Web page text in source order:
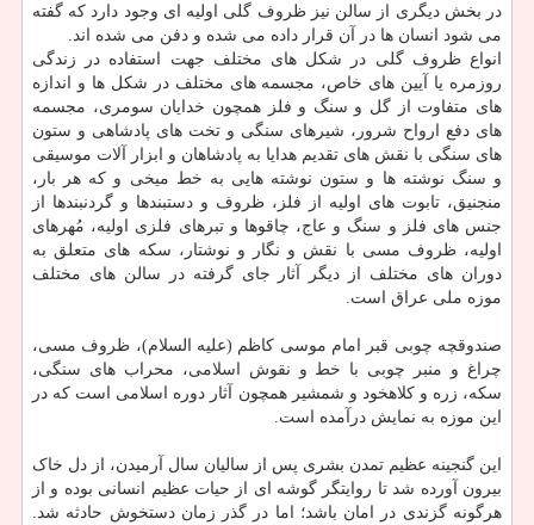
در بخش دیگری از سالن نیز ظروف گلی اولیه ای وجود دارد که گفته
می شود انسان ها در آن قرار داده می شده و دفن می شده اند.
انواع ظروف گلی در شکل های مختلف جهت استفاده در زندگی
روزمره یا آیین های خاص، مجسمه های مختلف در شکل ها و اندازه
های متفاوت از گل و سنگ و فلز همچون خدایان سومری، مجسمه
های دفع ارواح شرور، شیرهای سنگی و تخت های پادشاهی و ستون
های سنگی با نقش های تقدیم هدایا به پادشاهان و ابزار آلات موسیقی
و سنگ نوشته ها و ستون نوشته هایی به خط میخی و که هر بار،
منجنیق، تابوت های اولیه از فلز، ظروف و دستبندها و گردنبندها از
جنس های فلز و سنگ و عاج، چاقوها و تبرهای فلزی اولیه، مُهرهای
اولیه، ظروف مسی با نقش و نگار و نوشتار، سکه های متعلق به
دوران های مختلف از دیگر آثار جای گرفته در سالن های مختلف
موزه ملی عراق است.
صندوقچه چوبی قبر امام موسی کاظم (علیه السلام)، ظروف مسی،
چراغ و منبر چوبی با خط و نقوش اسلامی، محراب های سنگی،
سکه، زره و کلاهخود و شمشیر همچون آثار دوره اسلامی است که در
این موزه به نمایش درآمده است.
این گنجینه عظیم تمدن بشری پس از سالیان سال آرمیدن، از دل خاک
بیرون آورده شد تا روایتگر گوشه ای از حیات عظیم انسانی بوده و از
هرگونه گزندی در امان باشد؛ اما در گذر زمان دستخوش حادثه شد.